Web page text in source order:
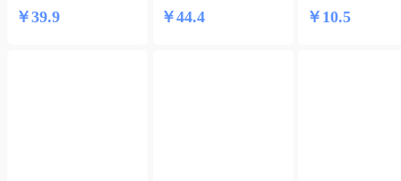
￥39.9 ￥44.4
斤以内
￥ 10.5